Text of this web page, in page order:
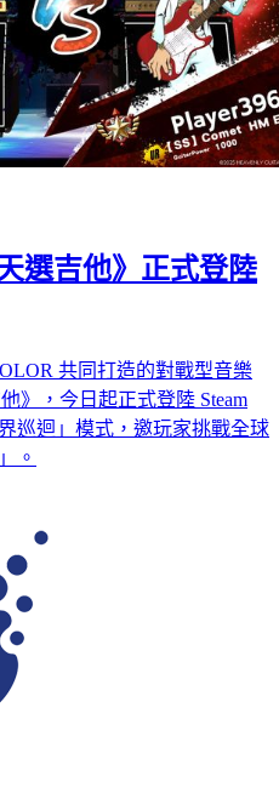
選吉他》正式登陸
共同打造的對戰型音樂
》，今日起正式登陸 Steam
巡迴」模式，邀玩家挑戰全球
。